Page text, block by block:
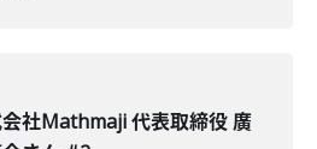
社Mathmaji 代表取締役 廣